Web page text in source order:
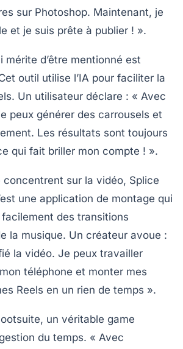
sur Photoshop. Maintenant, je
et je suis prête à publier ! ».
mérite d’être mentionné est
outil utilise l’IA pour faciliter la
Un utilisateur déclare : « Avec
peux générer des carrousels et
Les résultats sont toujours
qui fait briller mon compte ! ».
concentrent sur la vidéo, Splice
une application de montage qui
facilement des transitions
la musique. Un créateur avoue :
la vidéo. Je peux travailler
téléphone et monter mes
Reels en un rien de temps ».
, un véritable game
du temps. « Avec